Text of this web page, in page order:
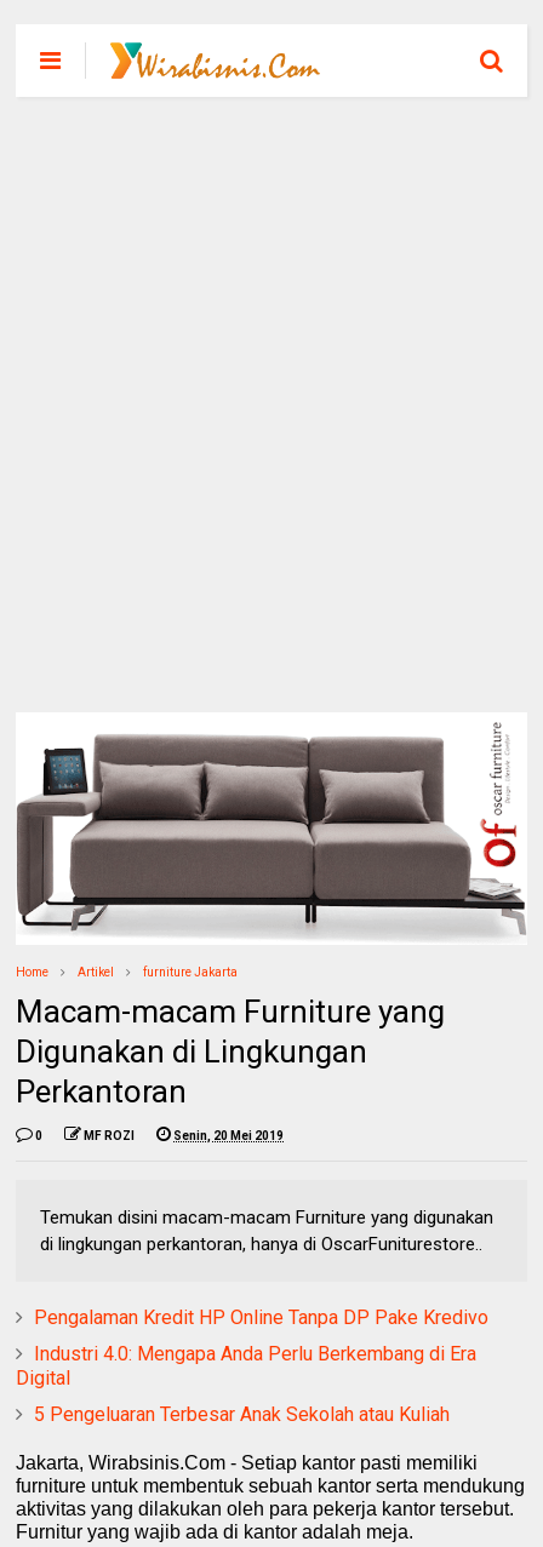
Home Artikel furniture Jakarta
Macam-macam Furniture yang
Digunakan di Lingkungan
Perkantoran
0 MF ROZI Senin, 20 Mei 2019
Temukan disini macam-macam Furniture yang digunakan
di lingkungan perkantoran, hanya di OscarFuniturestore..
Pengalaman Kredit HP Online Tanpa DP Pake Kredivo
Industri 4.0: Mengapa Anda Perlu Berkembang di Era
Digital
5 Pengeluaran Terbesar Anak Sekolah atau Kuliah
Jakarta, Wirabsinis.Com - Setiap kantor pasti memiliki
furniture untuk membentuk sebuah kantor serta mendukung
aktivitas yang dilakukan oleh para pekerja kantor tersebut.
Furnitur yang wajib ada di kantor adalah meja.